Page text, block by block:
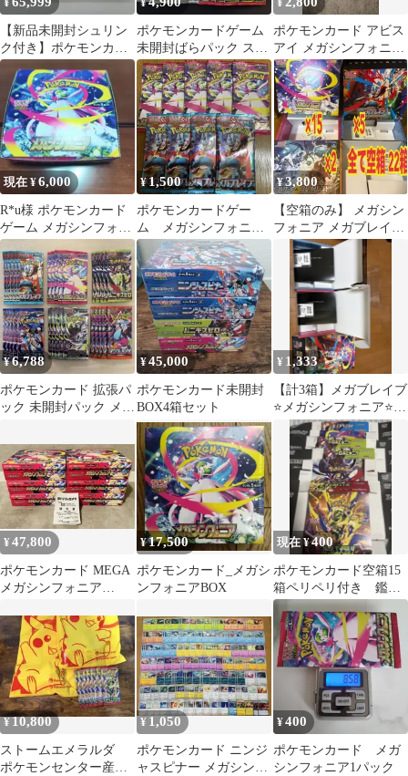
¥
【新品未開封シュリン
ク付き】ポケモンカー
ドゲーム メガシンフ
ォニア 6BOX
¥
ポケモンカードゲーム
未開封ばらパック スト
ームエメラルダ メガ
ブレイブなど
¥
ポケモンカード アビス
アイ メガシンフォニア
空箱 6個 セット
現在 ¥6,000
R*u様 ポケモンカード
ゲーム メガシンフォニ
ア BOX
¥1,500
ポケモンカードゲー
ム メガシンフォニア
5p メガブレイブ4p
¥3,800
【空箱のみ】 メガシン
フォニア メガブレイブ
ポケモンセンターセッ
ト 22セット
¥6,788
ポケモンカード 拡張パ
ック 未開封パック メガ
り
¥45,000
ポケモンカード未開封
BOX4箱セット
¥ 1,333
【計3箱】メガブレイブ
⭐️メガシンフォニア⭐️ナ
ンジャモ⭐️ポケモンセ
ンターセット空箱
¥47,800
ポケモンカード MEGA
メガシンフォニア
¥17,500
ポケモンカード_メガシ
ンフォニアBOX
現在 ¥400
ポケモンカード空箱15
箱ペリペリ付き 鑑賞
保管用 画像の物全て
¥10,800
ストームエメラルダ
ポケモンセンター産
¥ 1,050
ポケモンカード ニンジ
ャスピナー メガシンフ
¥400
ポケモンカード メガ
シンフォニア1パック